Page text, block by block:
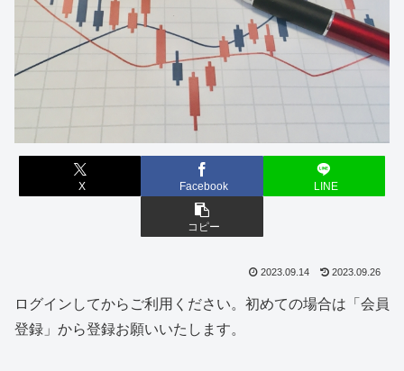
X Facebook LINE
コピー
2023.09.14 2023.09.26
ログインしてからご利用ください。初めての場合は「会員
登録」から登録お願いいたします。